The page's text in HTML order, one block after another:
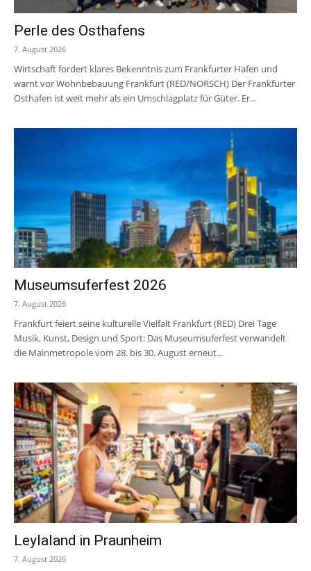
Perle des Osthafens
7. August 2026
Wirtschaft fordert klares Bekenntnis zum Frankfurter Hafen und
warnt vor Wohnbebauung Frankfurt (RED/NORSCH) Der Frankfurter
Osthafen ist weit mehr als ein Umschlagplatz für Güter. Er...
Museumsuferfest 2026
7. August 2026
Frankfurt feiert seine kulturelle Vielfalt Frankfurt (RED) Drei Tage
Musik, Kunst, Design und Sport: Das Museumsuferfest verwandelt
die Mainmetropole vom 28. bis 30. August erneut...
Leylaland in Praunheim
7. August 2026